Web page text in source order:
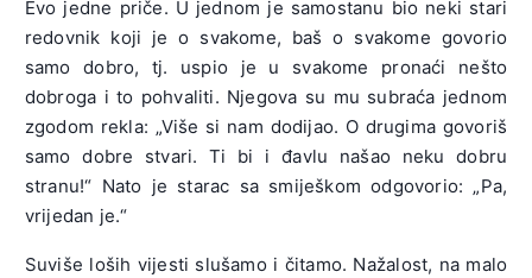
Evo jedne priče. U jednom je samostanu bio neki stari
redovnik koji je o svakome, baš o svakome govorio
samo dobro, tj. uspio je u svakome pronaći nešto
dobroga i to pohvaliti. Njegova su mu subraća jednom
zgodom rekla: „Više si nam dodijao. O drugima govoriš
samo dobre stvari. Ti bi i đavlu našao neku dobru
stranu!“ Nato je starac sa smiješkom odgovorio: „Pa,
vrijedan je.“
Suviše loših vijesti slušamo i čitamo. Nažalost, na malo